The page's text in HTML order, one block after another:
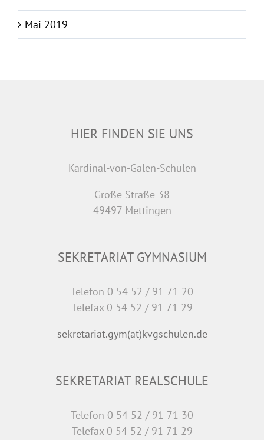
Mai 2019
HIER FINDEN SIE UNS
Kardinal-von-Galen-Schulen
Große Straße 38
49497 Mettingen
SEKRETARIAT GYMNASIUM
Telefon 0 54 52 / 91 71 20
Telefax 0 54 52 / 91 71 29
sekretariat.gym(at)kvgschulen.de
SEKRETARIAT REALSCHULE
Telefon 0 54 52 / 91 71 30
Telefax 0 54 52 / 91 71 29